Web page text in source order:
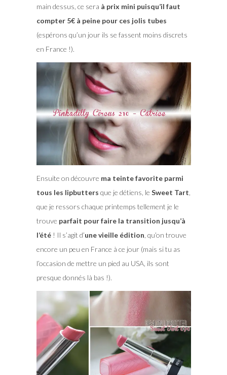
main dessus, ce sera à prix mini puisqu’il faut
compter 5€ à peine pour ces jolis tubes
(espérons qu’un jour ils se fassent moins discrets
en France !).
Ensuite on découvre ma teinte favorite parmi
tous les lipbutters que je détiens, le Sweet Tart
que je ressors chaque printemps tellement je le
trouve parfait pour faire la transition jusqu’à
l’été! Il s’agit d’une vieille édition , qu’on trouve
encore un peu en France à ce jour (mais si tu as
l’occasion de mettre un pied au USA, ils sont
presque donnés là bas !).